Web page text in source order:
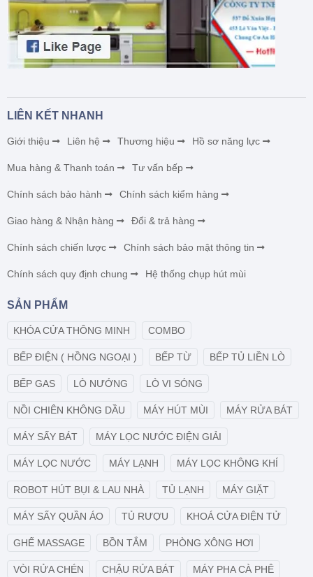
LIÊN KẾT NHANH
Giới thiệu Liên hệ Thương hiệu Hồ sơ năng lực
Mua hàng & Thanh toán Tư vấn bếp
Chính sách bảo hành Chính sách kiểm hàng
Giao hàng & Nhận hàng Đổi & trả hàng
Chính sách chiến lược Chính sách bảo mật thông tin
Chính sách quy định chung Hệ thống chụp hút mùi
SẢN PHẨM
KHÓA CỬA THÔNG MINH COMBO
BẾP ĐIỆN ( HỒNG NGOẠI ) BẾP TỪ BẾP TỦ LIỀN LÒ
BẾP GAS LÒ NƯỚNG LÒ VI SÓNG
NỒI CHIÊN KHÔNG DẦU MÁY HÚT MÙI MÁY RỬA BÁT
MÁY SẤY BÁT MÁY LỌC NƯỚC ĐIỆN GIẢI
MÁY LỌC NƯỚC MÁY LẠNH MÁY LỌC KHÔNG KHÍ
ROBOT HÚT BỤI & LAU NHÀ TỦ LẠNH MÁY GIẶT
MÁY SẤY QUẦN ÁO TỦ RƯỢU KHOÁ CỬA ĐIỆN TỬ
GHẾ MASSAGE BỒN TẮM PHÒNG XÔNG HƠI
VÒI RỬA CHÉN CHẬU RỬA BÁT MÁY PHA CÀ PHÊ